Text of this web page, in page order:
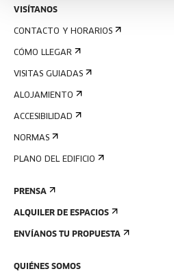
VISÍTANOS
CONTACTO Y HORARIOS
CÓMO LLEGAR
VISITAS GUIADAS
ALOJAMIENTO
ACCESIBILIDAD
NORMAS
PLANO DEL EDIFICIO
PRENSA
ALQUILER DE ESPACIOS
ENVÍANOS TU PROPUESTA
QUIÉNES SOMOS